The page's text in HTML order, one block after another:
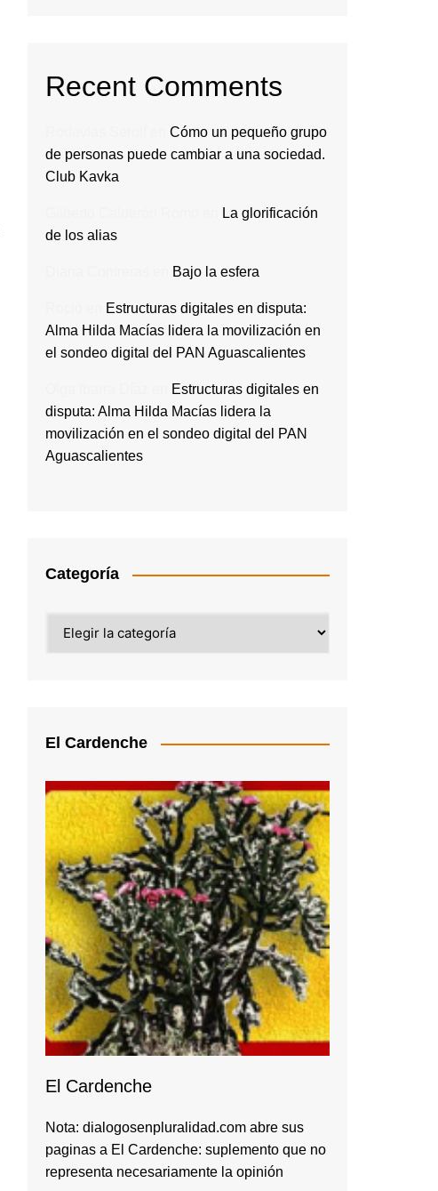
Recent Comments
Cómo un pequeño grupo
de personas puede cambiar a una sociedad.
Club Kavka
La glorificación
de los alias
Bajo la esfera
Estructuras digitales en disputa:
Alma Hilda Macías lidera la movilización en
el sondeo digital del PAN Aguascalientes
Estructuras digitales en
disputa: Alma Hilda Macías lidera la
movilización en el sondeo digital del PAN
Aguascalientes
Categoría
El Cardenche
El Cardenche
Nota: dialogosenpluralidad.com abre sus
paginas a El Cardenche: suplemento que no
representa necesariamente la opinión